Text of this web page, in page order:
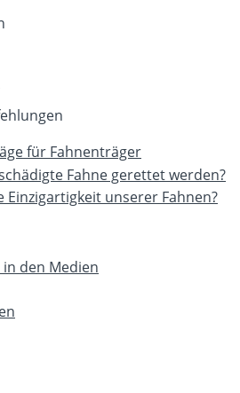
für Fahnenträger
Fahne gerettet werden?
unserer Fahnen?
den Medien